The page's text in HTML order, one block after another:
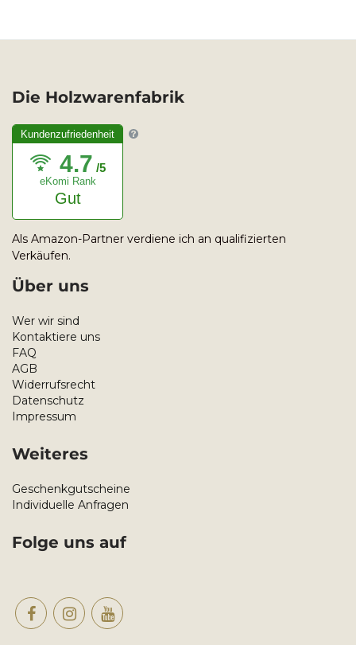
Die Holzwarenfabrik
Kundenzufriedenheit
4.7 /5
eKomi Rank
Gut
Als Amazon-Partner verdiene ich an qualifizierten
Verkäufen.
Über uns
Wer wir sind
Kontaktiere uns
FAQ
AGB
Widerrufsrecht
Datenschutz
Impressum
Weiteres
Geschenkgutscheine
Individuelle Anfragen
Folge uns auf